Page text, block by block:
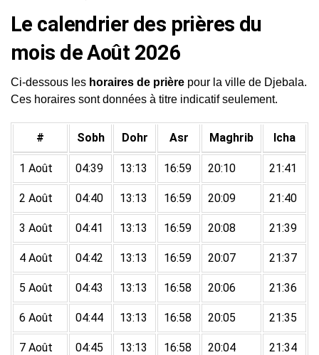
Le calendrier des prières du
mois de Août 2026
Ci-dessous les horaires de prière pour la ville de Djebala.
Ces horaires sont données à titre indicatif seulement.
# Sobh Dohr Asr Maghrib Icha
1 Août 04:39 13:13 16:59 20:10 21:41
2 Août 04:40 13:13 16:59 20:09 21:40
3 Août 04:41 13:13 16:59 20:08 21:39
4 Août 04:42 13:13 16:59 20:07 21:37
5 Août 04:43 13:13 16:58 20:06 21:36
6 Août 04:44 13:13 16:58 20:05 21:35
7 Août 04:45 13:13 16:58 20:04 21:34